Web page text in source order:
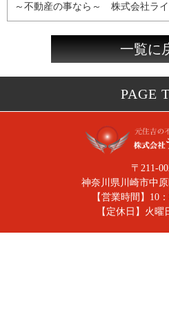
～不動産の事なら～ 株式会社ラ
一覧に
PAGE
〒211-
神奈川県川崎市中
【営業時間】10
【定休日】火曜